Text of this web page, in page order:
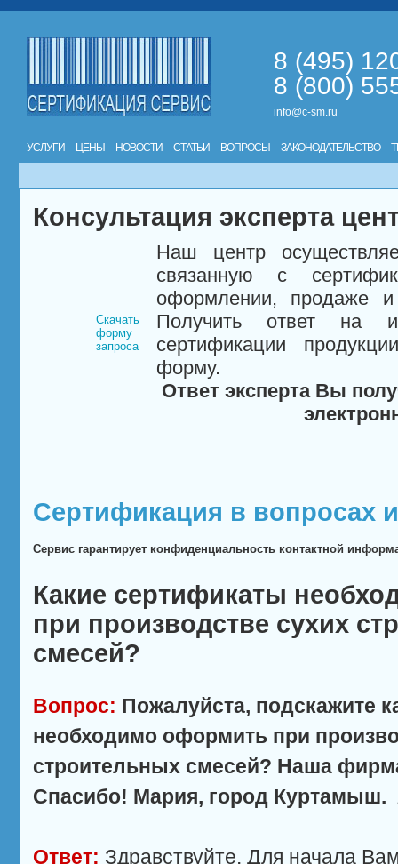
8 (495)
8 (800)
info@c-sm.ru
УСЛУГИ ЦЕНЫ НОВОСТИ СТАТЬИ ВОПРОСЫ ЗАКОНОДАТЕЛЬСТВО
Консультация эксперта
Скачать
форму
запроса
Наш центр
связанную с
оформлении, продаже и
Получить ответ на
сертификации
форму.
Ответ эксперта Вы
Сертификация в вопросах
Сервис гарантирует конфиденциальность контактной
Какие сертификаты
при производстве сухих
смесей?
Вопрос: Пожалуйста, подскажите
необходимо оформить при
строительных смесей? Наша
Спасибо! Мария, город Куртамыш.
Ответ: Здравствуйте. Для начала